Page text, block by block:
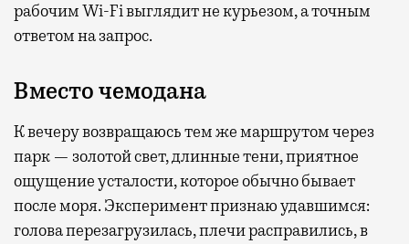
рабочим Wi-Fi выглядит не курьезом, а точным
ответом на запрос.
Вместо чемодана
К вечеру возвращаюсь тем же маршрутом через
парк — золотой свет, длинные тени, приятное
ощущение усталости, которое обычно бывает
после моря. Эксперимент признаю удавшимся:
голова перезагрузилась, плечи расправились, в